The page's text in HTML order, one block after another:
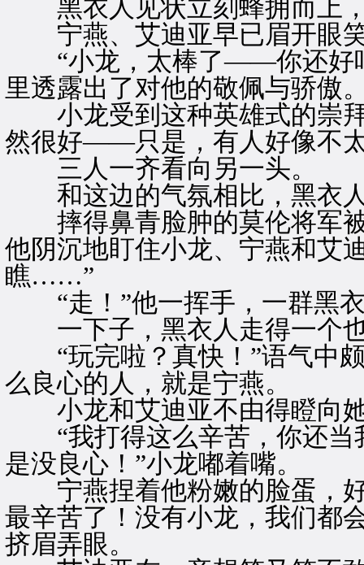
黑衣人见状立刻蜂拥而上，
宁燕、艾迪亚早已眉开眼
“小龙，太棒了——你还好吧
里透露出了对他的敬佩与骄傲
小龙受到这种英雄式的崇拜
然很好——只是，有人好像不
三人一齐看向另一头。
和这边的气氛相比，黑衣
摔得鼻青脸肿的莫伦将军被
他阴沉地盯住小龙、宁燕和艾
瞧……”
“走！”他一挥手，一群黑
一下子，黑衣人走得一个也
“玩完啦？真快！”语气中颇
么良心的人，就是宁燕。
小龙和艾迪亚不由得瞪向
“我打得这么辛苦，你还当
是没良心！”小龙嘟着嘴。
宁燕捏着他粉嫩的脸蛋，好
最辛苦了！没有小龙，我们都
挤眉弄眼。